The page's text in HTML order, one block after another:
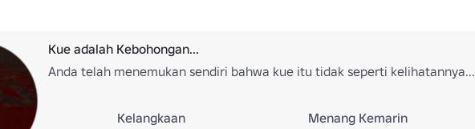
Kue adalah Kebohongan...
Anda telah menemukan sendiri bahwa kue itu tidak seperti kelihatannya...
Kelangkaan
Menang Kemarin